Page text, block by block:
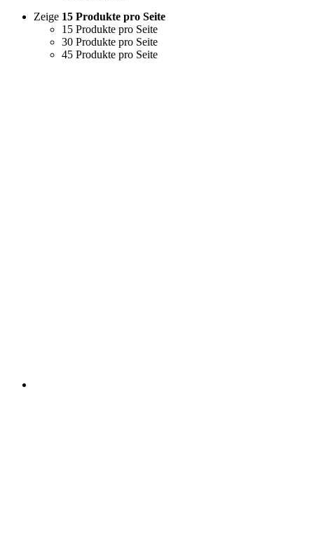
Zeige 15 Produkte pro Seite
15 Produkte pro Seite
30 Produkte pro Seite
45 Produkte pro Seite